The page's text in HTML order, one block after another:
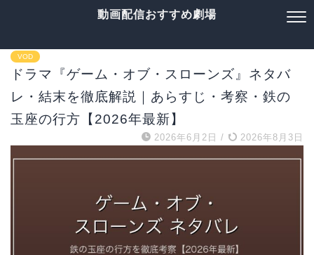
動画配信おすすめ劇場
VOD
ドラマ『ゲーム・オブ・スローンズ』ネタバ
レ・結末を徹底解説｜あらすじ・考察・鉄の
玉座の行方【2026年最新】
2026年6月2日 / 2026年8月3日